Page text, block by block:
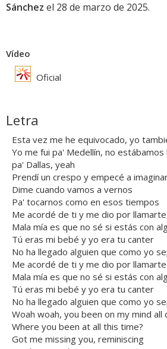
Sánchez el 28 de marzo de 2025.
Vídeo
Oficial
Letra
Esta vez me he equivocado, yo
Yo me fui pa' Medellín, no
pa' Dallas, yeah
Prendí un crespo y empecé a
Dime cuando vamos a vernos
Pa' tocarnos como en esos tiempos
Me acordé de ti y me dio por
Mala mía es que no sé si estás con
Tú eras mi bebé y yo era tu canter
No ha llegado alguien que como yo
Me acordé de ti y me dio por llamarte
Mala mía es que no sé si estás con
Tú eras mi bebé y yo era tu canter
No ha llegado alguien que como yo
Woah woah, you been on my mind all
Where you been at all this time?
Got me missing you, reminiscing